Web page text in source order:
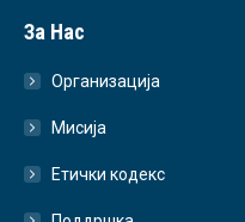
За Нас
Организација
Мисија
Етички кодекс